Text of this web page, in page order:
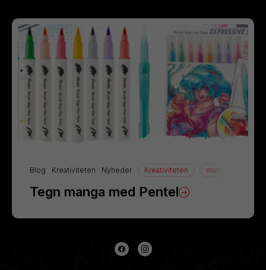
Blog Kreativiteten Nyheder Kreativiteten manga
Tegn manga med Pentel